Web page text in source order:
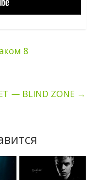
8
— BLIND ZONE →